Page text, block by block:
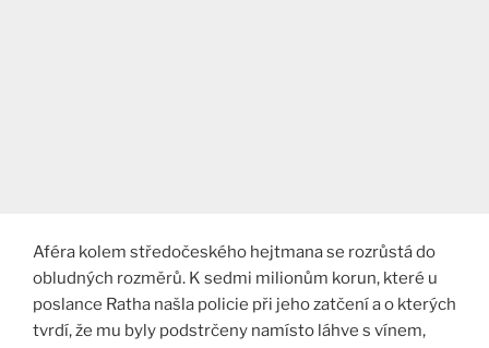
Aféra kolem středočeského hejtmana se rozrůstá do
obludných rozměrů. K sedmi milionům korun, které u
poslance Ratha našla policie při jeho zatčení a o kterých
tvrdí, že mu byly podstrčeny namísto láhve s vínem,